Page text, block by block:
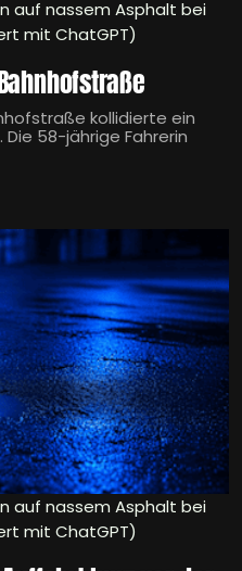
auf nassem Asphalt bei
mit ChatGPT)
kollidierte ein
58-jährige Fahrerin
auf nassem Asphalt bei
mit ChatGPT)